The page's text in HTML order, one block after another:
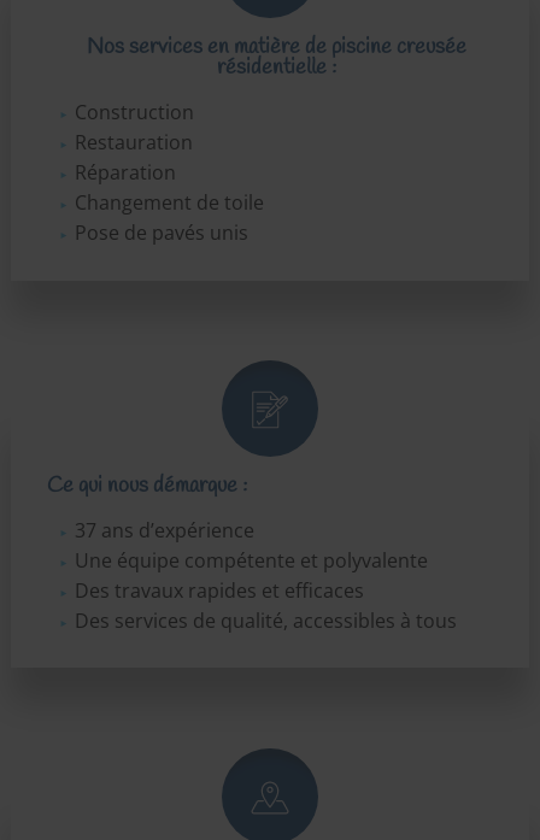
Nos services en matière de piscine creusée
résidentielle :
Construction
Restauration
Réparation
Changement de toile
Pose de pavés unis
Ce qui nous démarque :
37 ans d’expérience
Une équipe compétente et polyvalente
Des travaux rapides et efficaces
Des services de qualité, accessibles à tous